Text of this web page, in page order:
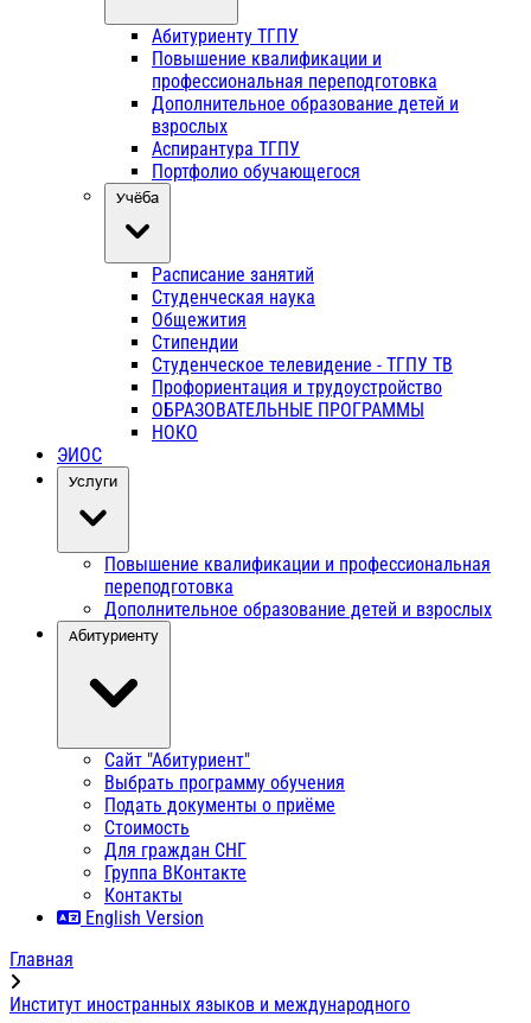
Абитуриенту ТГПУ
Повышение квалификации и
профессиональная переподготовка
Дополнительное образование детей и
взрослых
Аспирантура ТГПУ
Портфолио обучающегося
Учёба
Расписание занятий
Студенческая наука
Общежития
Стипендии
Студенческое телевидение - ТГПУ ТВ
Профориентация и трудоустройство
ОБРАЗОВАТЕЛЬНЫЕ ПРОГРАММЫ
НОКО
ЭИОС
Услуги
Повышение квалификации и профессиональная
переподготовка
Дополнительное образование детей и взрослых
Абитуриенту
Сайт "Абитуриент"
Выбрать программу обучения
Подать документы о приёме
Стоимость
Для граждан СНГ
Группа ВКонтакте
Контакты
English Version
Главная
Институт иностранных языков и международного